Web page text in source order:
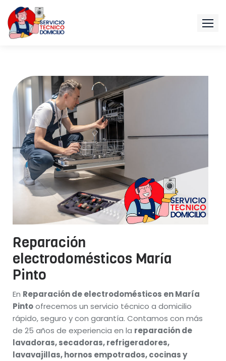
Reparación
electrodomésticos María
Pinto
En Reparación de electrodomésticos en María
Pintoofrecemos un servicio técnico a domicilio
rápido, seguro y con garantía. Contamos con más
de 25 años de experiencia en la reparación de
lavadoras, secadoras, refrigeradores,
lavavajillas, hornos empotrados, cocinas y